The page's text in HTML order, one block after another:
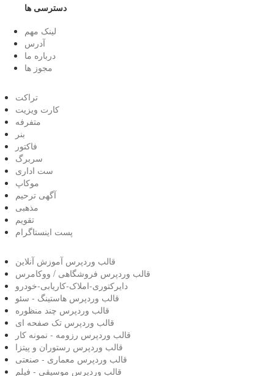
دسترسی ها
لینک مهم
آدرس
درباره ما
مجوز ها
تراکت
کارت ویزیت
متفرفه
بنر
فاکتور
سربرگ
ست اداری
موکاپ
آگهی ترحیم
مذهبی
تقویم
پست اینستاگرام
قالب وردپرس آموزش آنلاین
قالب وردپرس فروشگاهی / ووکامرس
دایرکتوری-املاک-کاریابی-خودرو
قالب وردپرس هاستینگ - سئو
قالب وردپرس چند منظوره
قالب وردپرس تک صفحه ای
قالب وردپرس رزومه - نمونه کار
قالب وردپرس رستوران و پیتزا
قالب وردپرس معماری - صنعتی
قالب وردپرس موسیقی - فیلم